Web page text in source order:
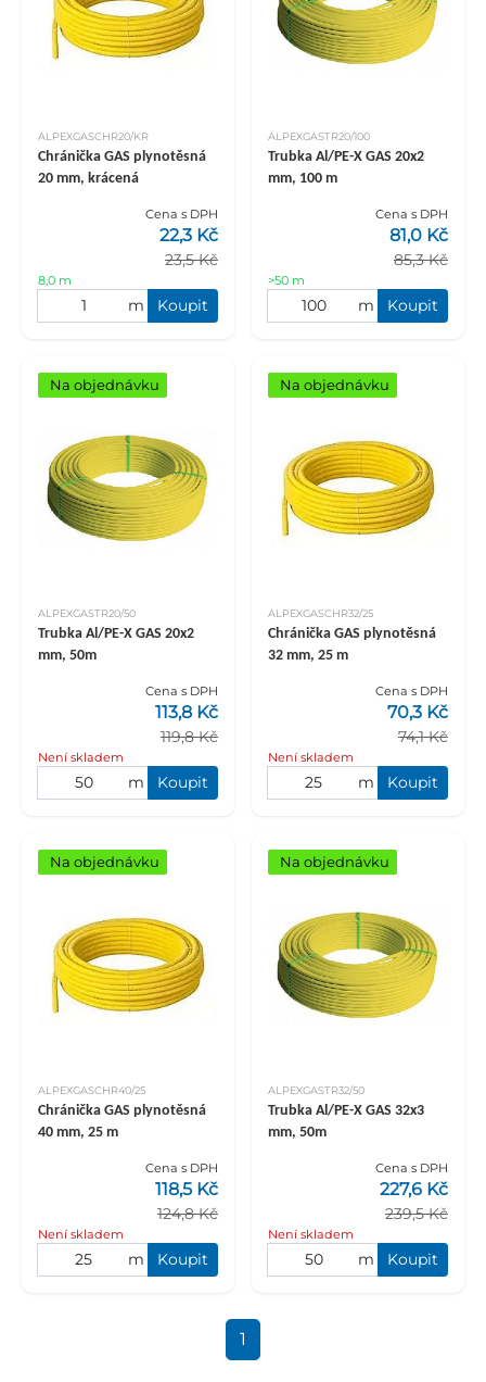
ALPEXGASCHR20/KR
Chránička GAS plynotěsná
20 mm, krácená
Cena s DPH
23,5 Kč
22,3 Kč
8,0 m
m Koupit
ALPEXGASTR20/100
Trubka Al/PE-X GAS 20x2
mm, 100 m
Cena s DPH
85,3 Kč
81,0 Kč
>50 m
m Koupit
Na objednávku
ALPEXGASTR20/50
Trubka Al/PE-X GAS 20x2
mm, 50m
Cena s DPH
119,8 Kč
113,8 Kč
Není skladem
m Koupit
Na objednávku
ALPEXGASCHR32/25
Chránička GAS plynotěsná
32 mm, 25 m
Cena s DPH
74,1 Kč
70,3 Kč
Není skladem
m Koupit
Na objednávku
ALPEXGASCHR40/25
Chránička GAS plynotěsná
40 mm, 25 m
Cena s DPH
124,8 Kč
118,5 Kč
Není skladem
m Koupit
Na objednávku
ALPEXGASTR32/50
Trubka Al/PE-X GAS 32x3
mm, 50m
Cena s DPH
239,5 Kč
227,6 Kč
Není skladem
m Koupit
1